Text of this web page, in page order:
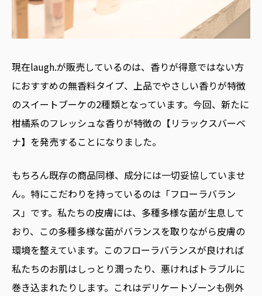
現在laugh.が販売しているのは、香りが得意ではない方
におすすめの無香料タイプ、上品でやさしい香りが特徴
のスイートブーケの2種類となっています。今回、新たに
柑橘系のフレッシュな香りが特徴の【リラックスバーベ
ナ】を発売することになりました。
もちろん既存の商品同様、成分には一切妥協していませ
ん。特にこだわりを持っているのは「フローラバラン
ス」です。私たちの皮膚には、多種多様な菌が生息して
おり、この多種多様な菌がバランスを取りながら皮膚の
環境を整えています。このフローラバランスが良ければ
私たちのお肌はしっとり潤ったり、悪ければトラブルに
巻き込まれたりします。これはデリケートゾーンも例外